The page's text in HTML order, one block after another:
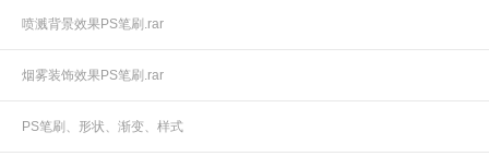
喷溅背景效果PS笔刷.rar
烟雾装饰效果PS笔刷.rar
PS笔刷、形状、渐变、样式